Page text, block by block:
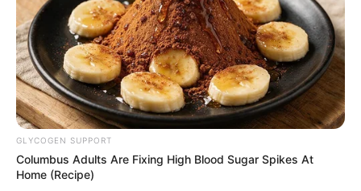
Home > Brasil > Brasília
Prefeitura > SUS >
Orientações baseadas nas 245 diretrizes
aprovadas na 17ª Conferência Nacional de Saúde.
GLYCOGEN SUPPORT
Columbus Adults Are Fixing High Blood Sugar Spikes At
Home (Recipe)